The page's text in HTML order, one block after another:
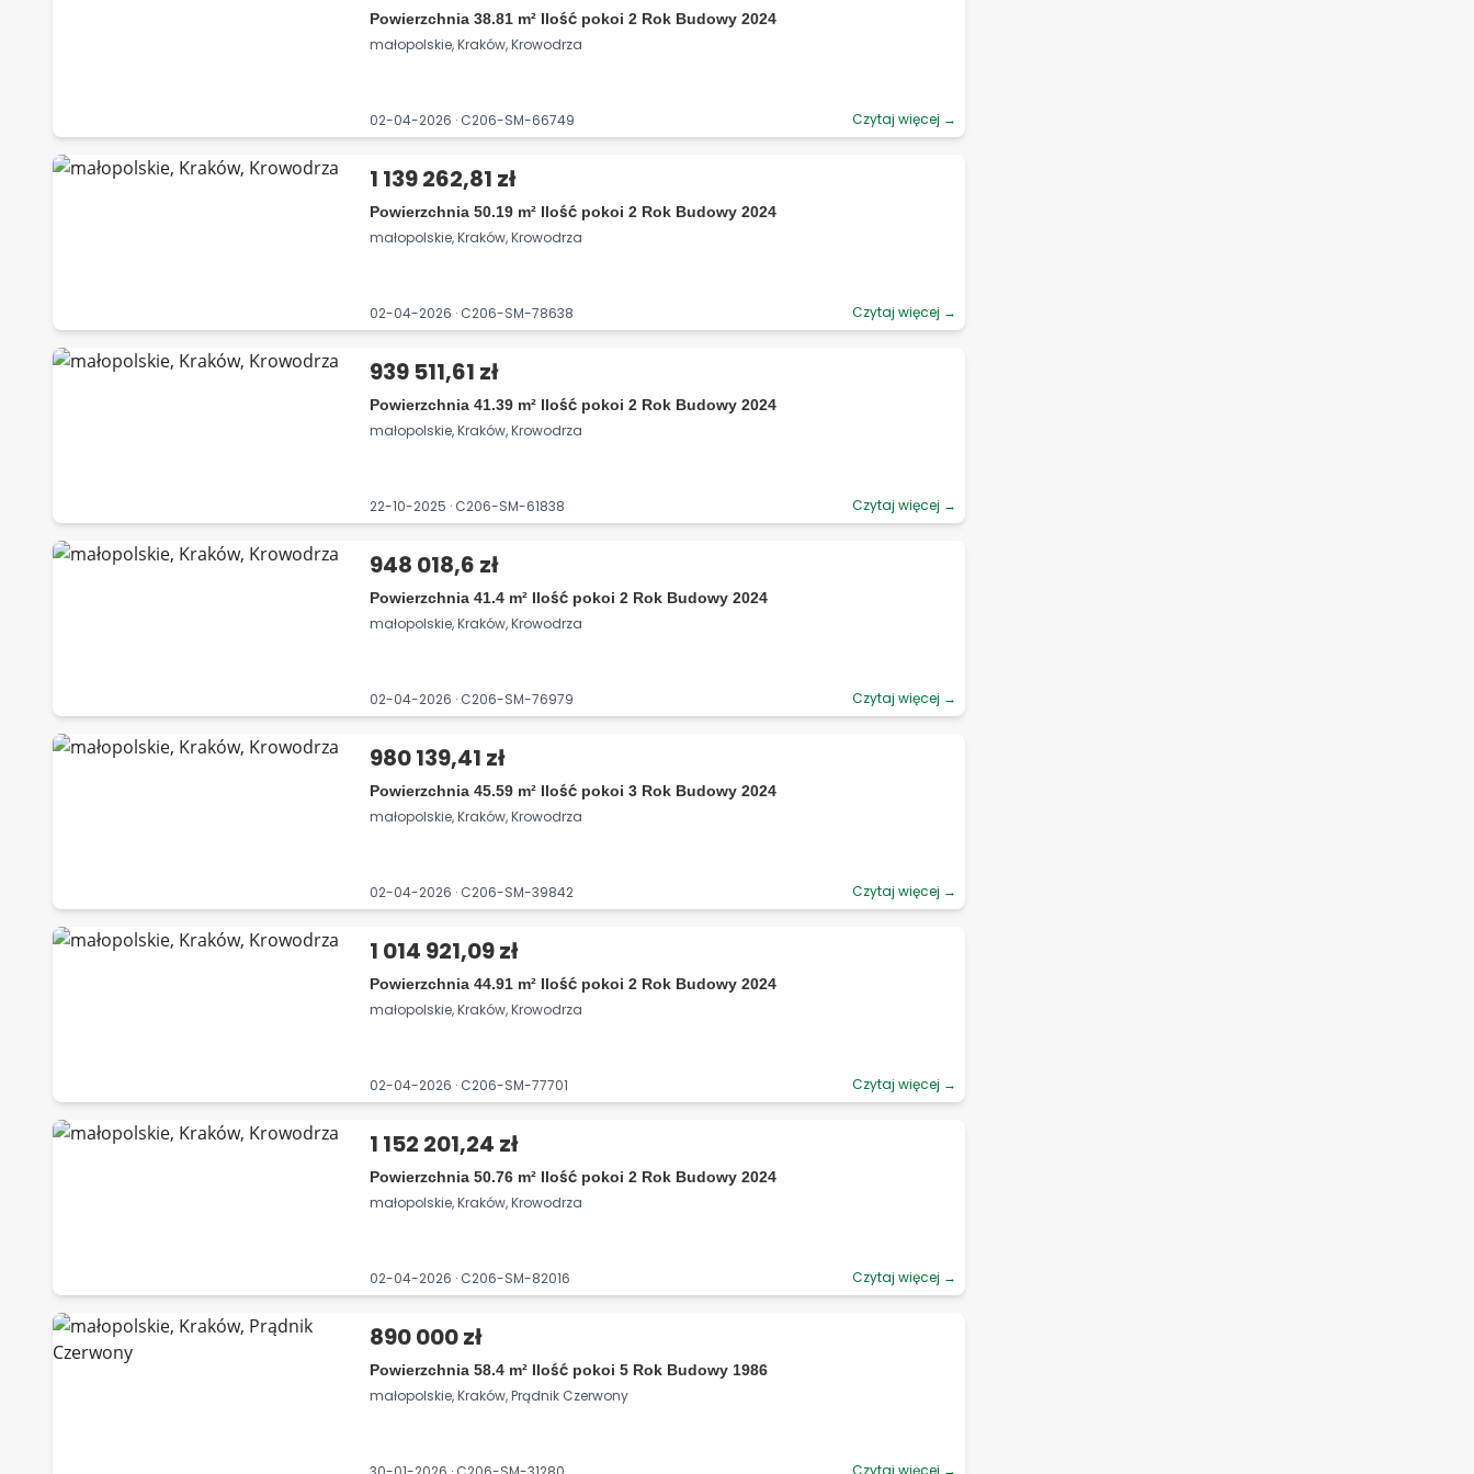
Powierzchnia 38.81 m² Ilość pokoi 2 Rok Budowy 2024
małopolskie, Kraków, Krowodrza
02-04-2026 · C206-SM-66749 Czytaj więcej →
1 139 262,81 zł
Powierzchnia 50.19 m² Ilość pokoi 2 Rok Budowy 2024
małopolskie, Kraków, Krowodrza
02-04-2026 · C206-SM-78638 Czytaj więcej →
939 511,61 zł
Powierzchnia 41.39 m² Ilość pokoi 2 Rok Budowy 2024
małopolskie, Kraków, Krowodrza
22-10-2025 · C206-SM-61838 Czytaj więcej →
948 018,6 zł
Powierzchnia 41.4 m² Ilość pokoi 2 Rok Budowy 2024
małopolskie, Kraków, Krowodrza
02-04-2026 · C206-SM-76979 Czytaj więcej →
980 139,41 zł
Powierzchnia 45.59 m² Ilość pokoi 3 Rok Budowy 2024
małopolskie, Kraków, Krowodrza
02-04-2026 · C206-SM-39842 Czytaj więcej →
1 014 921,09 zł
Powierzchnia 44.91 m² Ilość pokoi 2 Rok Budowy 2024
małopolskie, Kraków, Krowodrza
02-04-2026 · C206-SM-77701 Czytaj więcej →
1 152 201,24 zł
Powierzchnia 50.76 m² Ilość pokoi 2 Rok Budowy 2024
małopolskie, Kraków, Krowodrza
02-04-2026 · C206-SM-82016 Czytaj więcej →
890 000 zł
Powierzchnia 58.4 m² Ilość pokoi 5 Rok Budowy 1986
małopolskie, Kraków, Prądnik Czerwony
Czytaj więcej →